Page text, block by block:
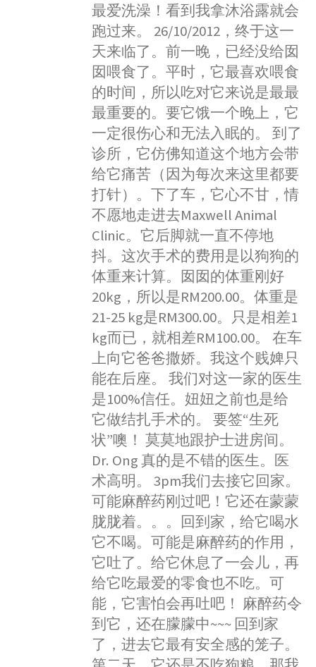
最爱洗澡！看到我拿沐浴露就会
跑过来。 26/10/2012，终于这一
天来临了。前一晚，已经没给囡
囡喂食了。平时，它最喜欢喂食
的时间，所以吃对它来说是最最
最重要的。要它饿一个晚上，它
一定很伤心和无法入眠的。 到了
诊所，它仿佛知道这个地方会带
给它痛苦（因为每次来这里都要
打针）。下了车，它心不甘，情
不愿地走进去Maxwell Animal
Clinic。它后脚就一直不停地
抖。这次手术的费用是以狗狗的
体重来计算。囡囡的体重刚好
20kg，所以是RM200.00。体重是
21-25 kg是RM300.00。只是相差1
kg而已，就相差RM100.00。 在车
上向它爸爸撒娇。我这个贱婢只
能在后座。 我们对这一家的医生
是100%信任。妞妞之前也是给
它做结扎手术的。 要签“生死
状”噢！ 莫莫地跟护士进房间。
Dr. Ong 真的是不错的医生。医
术高明。 3pm我们去接它回家。
可能麻醉药刚过吧！它还在蒙蒙
胧胧着。。。回到家，给它喝水
它不喝。可能是麻醉药的作用，
它吐了。给它休息了一会儿，再
给它吃最爱的零食也不吃。可
能，它害怕会再吐吧！ 麻醉药令
到它，还在朦朦中~~~ 回到家
了，进去它最有安全感的笼子。